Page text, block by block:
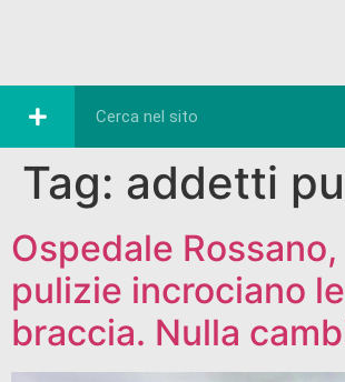
Tag: addetti
Ospedale
pulizie incrociano le
braccia. Nulla